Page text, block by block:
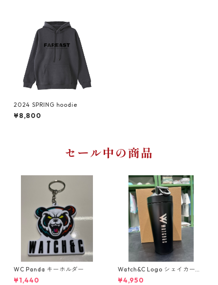
2024 SPRING hoodie
¥8,800
セール中の商品
WC Panda キーホルダー
¥1,440
Watch&C Logo シェイカー
Web限定10個‼️
¥4,950